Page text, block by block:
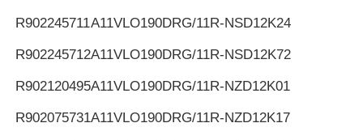
R902245711A11VLO190DRG/11R-NSD12K24
R902245712A11VLO190DRG/11R-NSD12K72
R902120495A11VLO190DRG/11R-NZD12K01
R902075731A11VLO190DRG/11R-NZD12K17